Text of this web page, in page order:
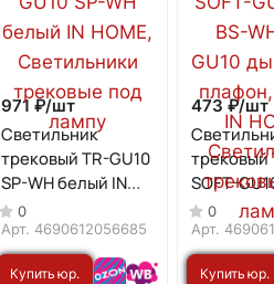
971 ₽/шт
Светильник
трековый TR-GU10
SP-WH белый IN
HOME
0
Арт. 4690612056685
Купить юр.
473 ₽/шт
трековый
SOFT-
WH под
белый IN
0
Арт.
Купить юр.